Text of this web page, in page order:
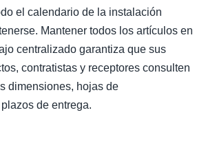
el calendario de la instalación
Mantener todos los artículos en
centralizado garantiza que sus
contratistas y receptores consulten
dimensiones, hojas de
de entrega.